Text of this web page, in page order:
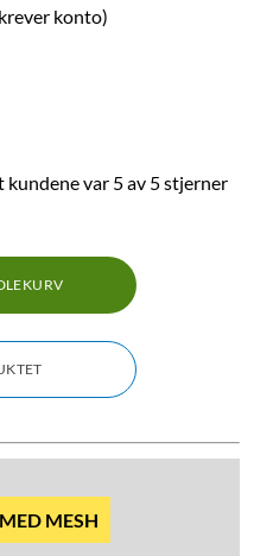
konto)
var 5 av 5 stjerner
MESH